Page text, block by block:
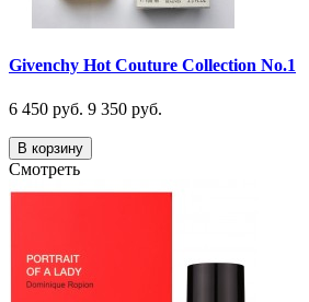
Givenchy Hot Couture Collection No.1
6 450 руб. 9 350 руб.
В корзину
Смотреть